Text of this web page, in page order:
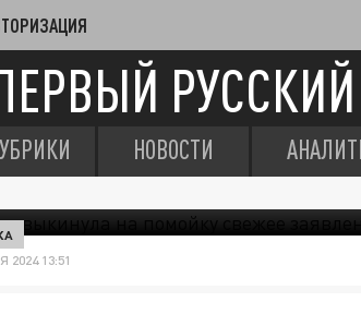
РУССКИЙ
НОВОСТИ
2024 13:51